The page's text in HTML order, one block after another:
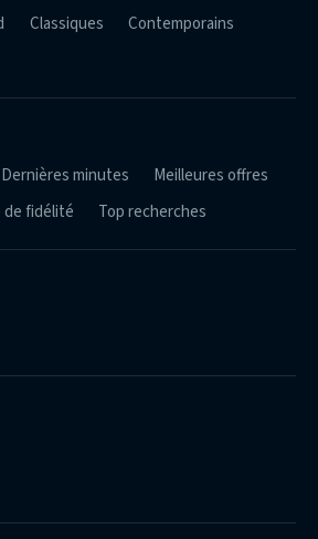
Classiques
Contemporains
Dernières minutes
Meilleures offres
de fidélité Top recherches